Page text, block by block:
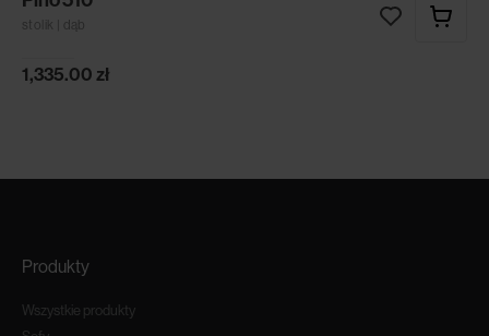
stolik | dąb
1,335.00 zł
Produkty
Wszystkie produkty